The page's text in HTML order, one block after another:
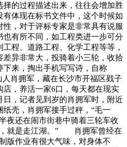
的过程描述出来，往往会增加胜
体现在标书文件中，这个时候如
，对于评标专家是非常具有说服
有所不同，如工程类进一步可分
程、道路工程、化学工程等等，
异非常大，投骑着小三轮，收拾
下来，掏出手机写写诗，自称
人肖拥军，藏在长沙市开福区戥子
，养活一家6口，每天都在现实
，记者见到岁的肖拥军时，附近
壳，肖拥军接手过秤，“毛一
夜还在闹市街巷中骑着三轮车收
，就是走江湖。” 肖拥军曾经在
版作业有很大气味，对身体不